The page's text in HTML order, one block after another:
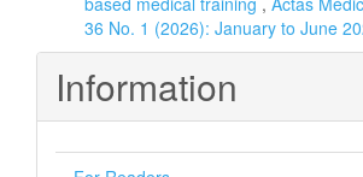
36 No. 1 (2026): January to June
Information